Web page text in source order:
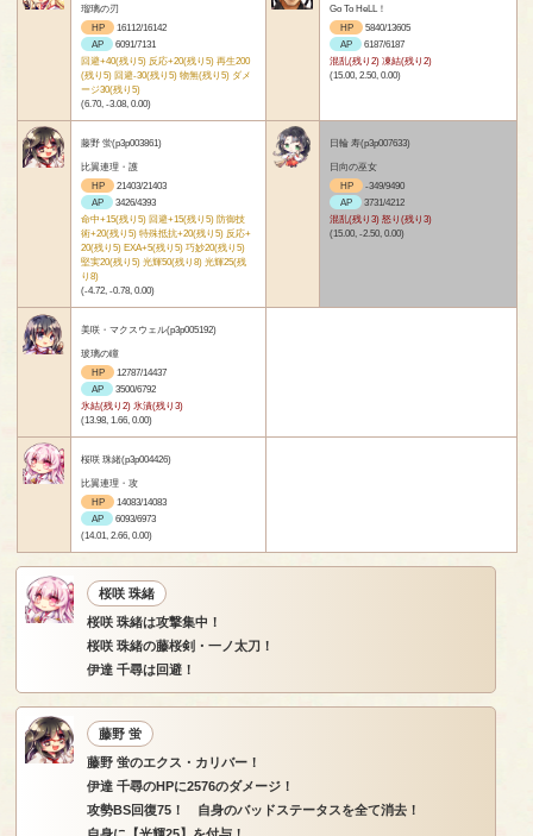
瑠璃の刃
HP
16112/16142
AP
6091/7131
回避+40(残り5) 反応+20(残り5) 再生200
(残り5) 回避-30(残り5) 物無(残り5) ダメ
ージ30(残り5)
(6.70, -3.08, 0.00)
Go To HeLL！
HP
5840/13605
AP
6187/6187
混乱(残り2) 凍結(残り2)
(15.00, 2.50, 0.00)
藤野 蛍(p3p003861)
比翼連理・護
HP
21403/21403
AP
3426/4393
命中+15(残り5) 回避+15(残り5) 防御技
術+20(残り5) 特殊抵抗+20(残り5) 反応+
20(残り5) EXA+5(残り5) 巧妙20(残り5)
堅実20(残り5) 光輝50(残り8) 光輝25(残
り8)
(-4.72, -0.78, 0.00)
日輪 寿(p3p007633)
日向の巫女
HP
-349/9490
AP
3731/4212
混乱(残り3) 怒り(残り3)
(15.00, -2.50, 0.00)
美咲・マクスウェル(p3p005192)
玻璃の瞳
HP
12787/14437
AP
3500/6792
氷結(残り2) 氷漬(残り3)
(13.98, 1.66, 0.00)
桜咲 珠緒(p3p004426)
比翼連理・攻
HP
14083/14083
AP
6093/6973
(14.01, 2.66, 0.00)
桜咲 珠緒
桜咲 珠緒は攻撃集中！
桜咲 珠緒の藤桜剣・一ノ太刀！
伊達 千尋は回避！
藤野 蛍
藤野 蛍のエクス・カリバー！
伊達 千尋のHPに2576のダメージ！
攻勢BS回復75！ 自身のバッドステータスを全て消去！